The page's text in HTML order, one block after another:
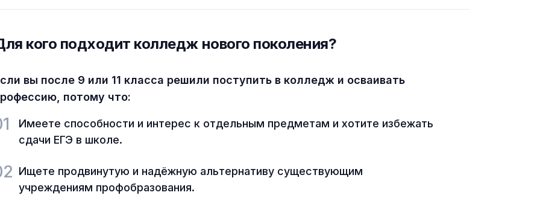
кого подходит колледж нового поколения?
вы после 9 или 11 класса решили поступить в колледж и осваивать
потому что:
Имеете способности и интерес к отдельным предметам и хотите избежать
сдачи ЕГЭ в школе.
Ищете продвинутую и надёжную альтернативу существующим
учреждениям профобразования.